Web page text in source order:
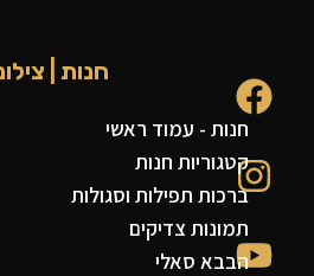
חנות |
חנות - עמוד ראשי
קטגוריות חנות
ברכות תפילות וסגולות
תמונות צדיקים
הבבא סאלי